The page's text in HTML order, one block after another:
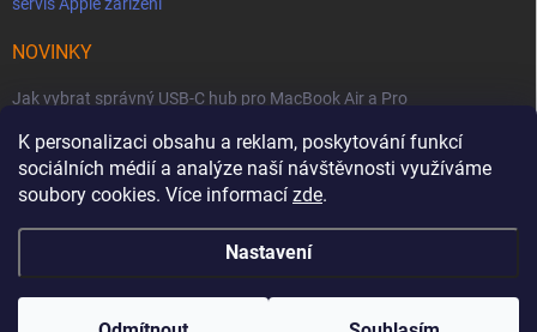
K personalizaci obsahu a reklam, poskytování funkcí
sociálních médií a analýze naší návštěvnosti využíváme
soubory cookies. Více informací zde.
Nastavení
servis Apple zařízení
NOVINKY
Jak vybrat správný USB-C hub pro MacBook Air a Pro
Jaké podmínky jsou u licencí OWC SoftRAID ?
OWC Thunderbolt 5 Dual 10GbE: Síťová bestie se dvěma 10GbE porty
Copyright 2026MacZone. Všechna práva vyhrazena.Upravit nastavení